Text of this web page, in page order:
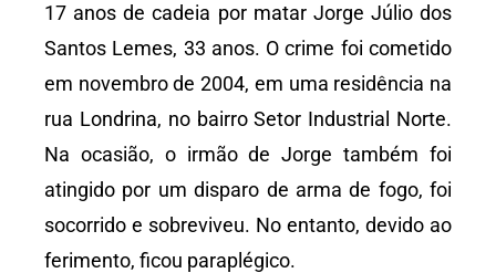
17 anos de cadeia por matar Jorge Júlio dos
Santos Lemes, 33 anos. O crime foi cometido
em novembro de 2004, em uma residência na
rua Londrina, no bairro Setor Industrial Norte.
Na ocasião, o irmão de Jorge também foi
atingido por um disparo de arma de fogo, foi
socorrido e sobreviveu. No entanto, devido ao
ferimento, ficou paraplégico.